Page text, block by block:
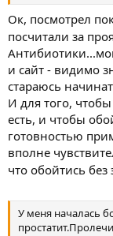
Ок, посмотрел
посчитали за
и сайт - видимо
стараюсь
И для того,
есть, и чтобы
готовностью
вполне
что обойтись без
У меня началась